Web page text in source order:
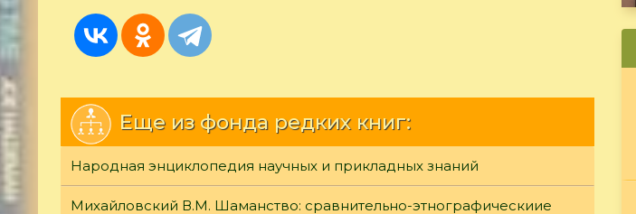
Еще из фонда редких книг:
Народная энциклопедия научных и прикладных знаний
Михайловский В.М. Шаманство: сравнительно-этнографическиие